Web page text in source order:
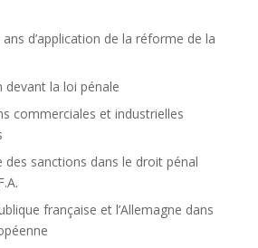
ans d’application de la réforme de la
devant la loi pénale
commerciales et industrielles
des sanctions dans le droit pénal
française et l’Allemagne dans